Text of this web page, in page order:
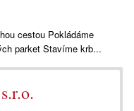
cestou Pokládáme
parket Stavíme krb...